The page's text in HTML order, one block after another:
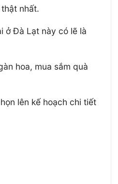
nhất.
ở Đà Lạt này có lẽ là
hoa, mua sắm quà
lên kế hoạch chi tiết